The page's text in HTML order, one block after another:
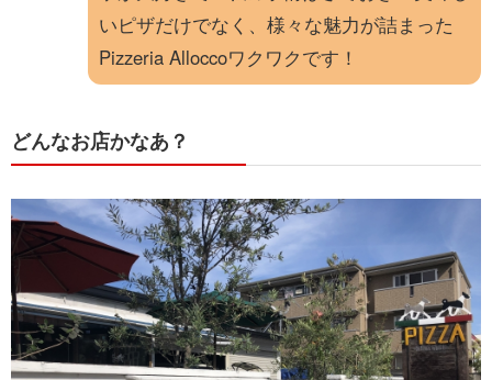
いピザだけでなく、様々な魅力が詰まった
Pizzeria Alloccoワクワクです！
どんなお店かなあ？